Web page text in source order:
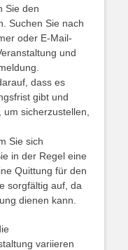
Sie den
Suchen Sie nach
oder E-Mail-
und
dass es
gibt und
sicherzustellen,
Sie sich
in der Regel eine
Quittung für den
sorgfältig auf, da
dienen kann.
variieren